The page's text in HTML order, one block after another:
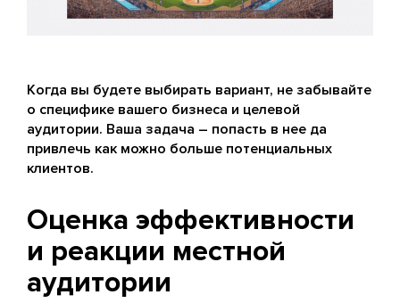
Когда вы будете выбирать вариант, не забывайте
о специфике вашего бизнеса и целевой
аудитории. Ваша задача – попасть в нее да
привлечь как можно больше потенциальных
клиентов.
Оценка эффективности
и реакции местной
аудитории